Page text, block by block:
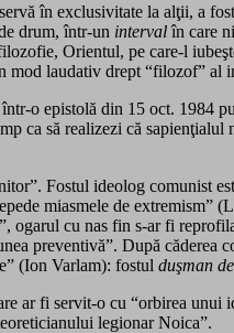
în exclusivitate la alţii, a
drum, într-un intervalîn care
Orientul, pe care-l
laudativ drept “filozof” al
o epistolă din 15 oct. 1984
să realizezi că sapienţialul
Fostul ideolog comunist
miasmele de
”, ogarul cu nas fin s-ar fi
preventivă”. După
(Ion Varlam): fostul duşman
ar fi servit-o cu “orbirea
legionar Noica”.